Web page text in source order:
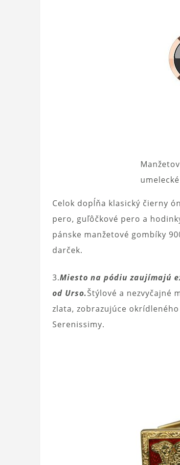
Celok dopĺňa klasický čierny
pero, guľôčkové pero a
pánske manžetové gombíky
darček.
3.Miesto na pódiu zaujímajú
od Urso.Štýlové a nezvyčajné
zlata, zobrazujúce
Serenissimy.